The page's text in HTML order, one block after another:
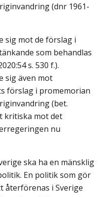
(dnr 1961-
sig mot de förslag i
som behandlas
s. 530 f.).
sig även mot
förslag i promemorian
(bet.
kritiska mot det
nu
ska ha en mänsklig
En politik som gör
återförenas i Sverige